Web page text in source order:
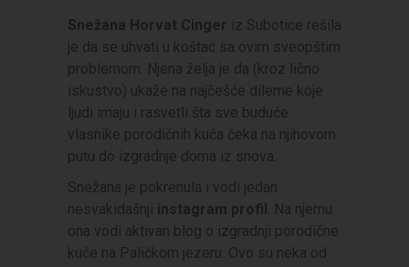
Snežana Horvat Cinger iz Subotice rešila
je da se uhvati u koštac sa ovim sveopštim
problemom. Njena želja je da (kroz lično
iskustvo) ukaže na najčešće dileme koje
ljudi imaju i rasvetli šta sve buduće
vlasnike porodičnih kuća čeka na njihovom
putu do izgradnje doma iz snova.
Snežana je pokrenula i vodi jedan
nesvakidašnji instagram profil . Na njemu
ona vodi aktivan blog o izgradnji porodične
kuće na Palićkom jezeru. Ovo su neka od